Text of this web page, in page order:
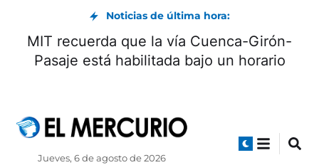
Noticias de última hora:
MIT recuerda que la vía Cuenca-Girón-
Pasaje está habilitada bajo un horario
Jueves, 6 de agosto de 2026